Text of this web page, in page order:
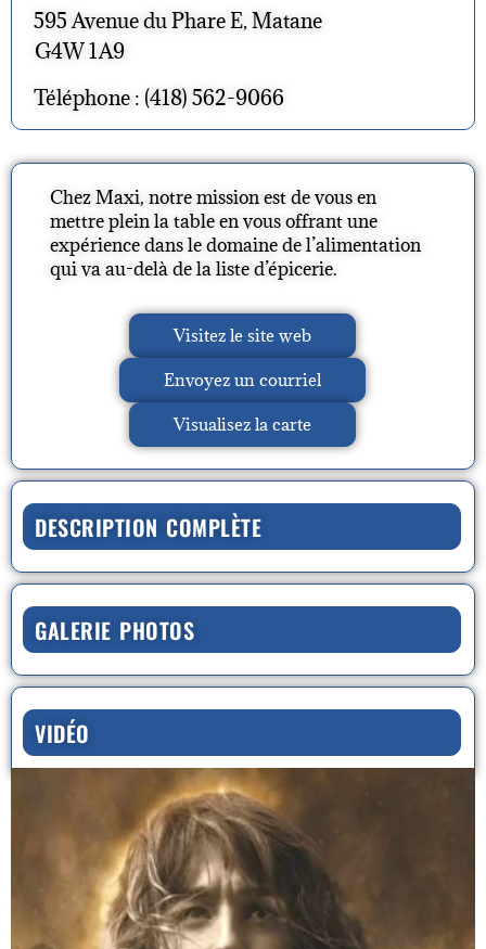
595 Avenue du Phare E, Matane
G4W 1A9
Téléphone : (418) 562-9066
Chez Maxi, notre mission est de vous en
mettre plein la table en vous offrant une
expérience dans le domaine de l’alimentation
qui va au-delà de la liste d’épicerie.
Visitez le site web
Envoyez un courriel
Visualisez la carte
DESCRIPTION COMPLÈTE
GALERIE PHOTOS
VIDÉO